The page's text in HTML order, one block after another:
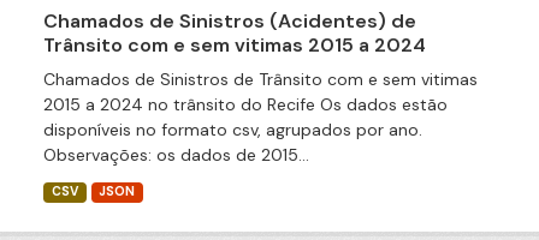
Chamados de Sinistros (Acidentes) de
Trânsito com e sem vitimas 2015 a 2024
Chamados de Sinistros de Trânsito com e sem vitimas
2015 a 2024 no trânsito do Recife Os dados estão
disponíveis no formato csv, agrupados por ano.
Observações: os dados de 2015...
CSV JSON